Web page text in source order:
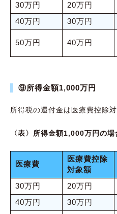
30万円
20万円
40万円
30万円
50万円 40万円
⑨所得金額1,000万円
所得税の還付金は医療費控除
〈表〉所得金額1,000万円の場
医療費
医療費控除
対象額
30万円
20万円
40万円
30万円